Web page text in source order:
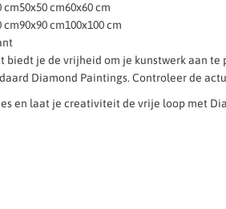
cm50x50 cm60x60 cm
cm90x90 cm100x100 cm
biedt je de vrijheid om je kunstwerk aan
Diamond Paintings. Controleer de
en laat je creativiteit de vrije loop met